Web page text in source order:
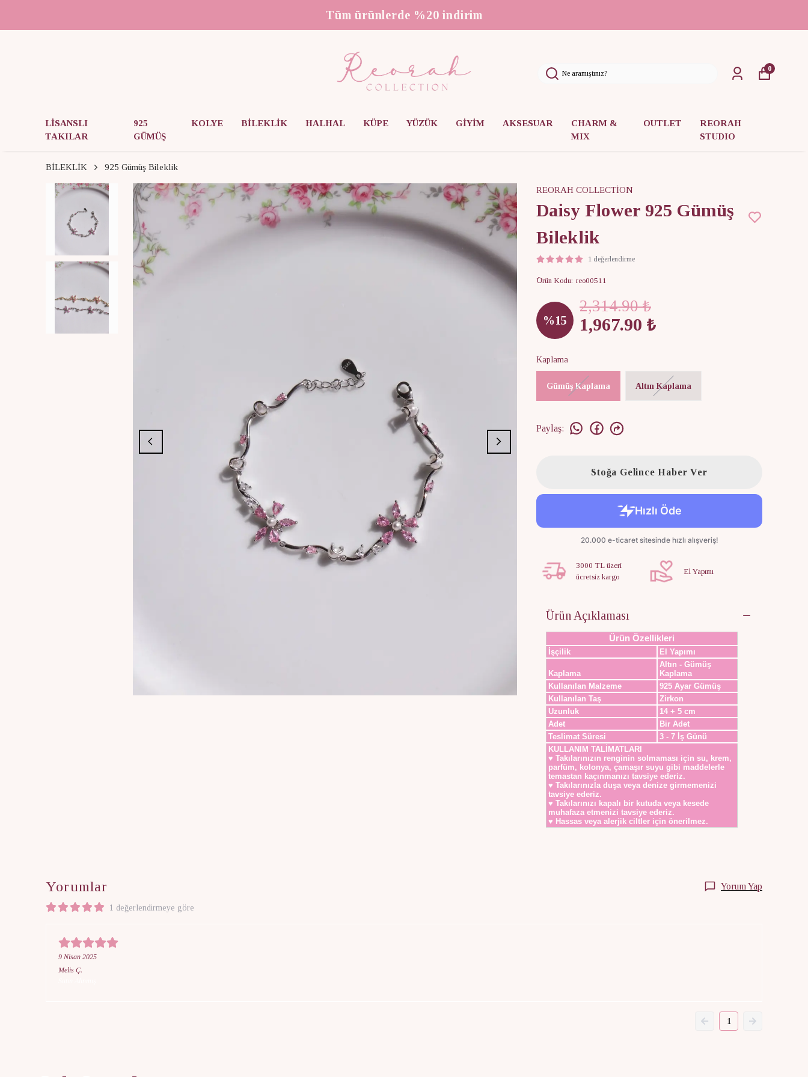
3000 ₺ üzeri ücretsiz kargo
LİSANSLI
TAKILAR
925
GÜMÜŞ
KOLYE BİLEKLİK HALHAL KÜPE YÜZÜK GİYİM AKSESUAR
CHARM &
MIX
OUTLET
REORAH
STUDIO
0
BİLEKLİK 925 Gümüş Bileklik
REORAH COLLECTİON
Daisy Flower 925 Gümüş
Bileklik
1 değerlendirme
Ürün Kodu: reo00511
%15
2,314.90 ₺
1,967.90 ₺
Kaplama
Gümüş Kaplama Altın Kaplama
Paylaş:
Stoğa Gelince Haber Ver
3000 TL üzeri
ücretsiz kargo
El Yapımı
Ürün Açıklaması
Ürün Özellikleri
İşçilik El Yapımı
Kaplama
Altın - Gümüş
Kaplama
Kullanılan Malzeme
925 Ayar Gümüş
Kullanılan Taş
Zirkon
Uzunluk
14 + 5 cm
Adet
Bir Adet
Teslimat Süresi
3 - 7 İş Günü
KULLANIM TALİMATLARI
♥ Takılarınızın renginin solmaması için su, krem,
parfüm, kolonya, çamaşır suyu gibi maddelerle
temastan kaçınmanızı tavsiye ederiz.
♥ Takılarınızla duşa veya denize girmemenizi
tavsiye ederiz.
♥ Takılarınızı kapalı bir kutuda veya kesede
muhafaza etmenizi tavsiye ederiz.
♥ Hassas veya alerjik ciltler için önerilmez.
Yorumlar Yorum Yap
1 değerlendirmeye göre
9 Nisan 2025
Melis Ç.
1